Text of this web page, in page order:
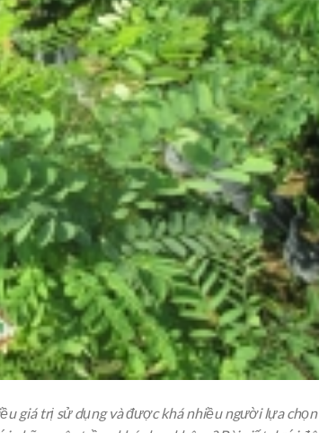
giá trị sử dụng và được khá nhiều người lựa